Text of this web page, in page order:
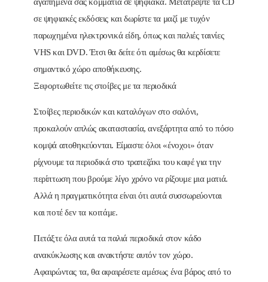
σε ψηφιακές εκδόσεις και δωρίστε τα μαζί με τυχόν
παρωχημένα ηλεκτρονικά είδη, όπως και παλιές ταινίες
VHS και DVD. Έτσι θα δείτε ότι αμέσως θα κερδίσετε
σημαντικό χώρο αποθήκευσης.
Ξεφορτωθείτε τις στοίβες με τα περιοδικά
Στοίβες περιοδικών και καταλόγων στο σαλόνι,
προκαλούν απλώς ακαταστασία, ανεξάρτητα από το πόσο
κομψά αποθηκεύονται. Είμαστε όλοι «ένοχοι» όταν
ρίχνουμε τα περιοδικά στο τραπεζάκι του καφέ για την
περίπτωση που βρούμε λίγο χρόνο να ρίξουμε μια ματιά.
Αλλά η πραγματικότητα είναι ότι αυτά συσσωρεύονται
και ποτέ δεν τα κοιτάμε.
Πετάξτε όλα αυτά τα παλιά περιοδικά στον κάδο
ανακύκλωσης και ανακτήστε αυτόν τον χώρο.
Αφαιρώντας τα, θα αφαιρέσετε αμέσως ένα βάρος από το